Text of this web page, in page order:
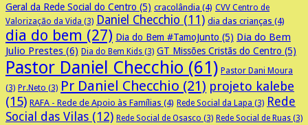
Geral da Rede Social do Centro (5) cracolândia (4) CVV Centro de
Valorização da Vida (3) Daniel Checchio (11) dia das crianças (4)
dia do bem (27) Dia do Bem #TamoJunto (5) Dia do Bem
Julio Prestes (6) Dia do Bem Kids (3) GT Missões Cristãs do Centro (5)
Pastor Daniel Checchio (61) Pastor Dani Moura
(3) Pr.Neto (3) Pr Daniel Checchio (21) projeto kalebe
(15) RAFA - Rede de Apoio às Famílias (4) Rede Social da Lapa (3) Rede
Social das Vilas (12) Rede Social de Osasco (3) Rede Social de Ruas (3)